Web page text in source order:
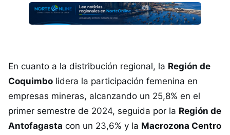
En cuanto a la distribución regional, la Región de
Coquimbo lidera la participación femenina en
empresas mineras, alcanzando un 25,8% en el
primer semestre de 2024, seguida por la Región de
Antofagasta con un 23,6% y la Macrozona Centro